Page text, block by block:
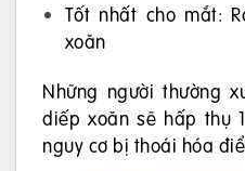
Tốt nhất cho mắt:
xoăn
Những người thường
diếp xoăn sẽ hấp thụ
nguy cơ bị thoái hóa